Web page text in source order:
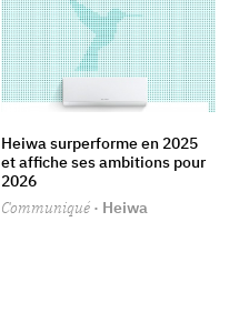
Heiwa surperforme en 2025
et affiche ses ambitions pour
2026
Communiqué · Heiwa